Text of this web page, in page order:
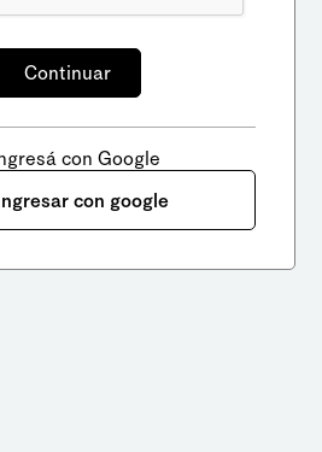
con Google
con google